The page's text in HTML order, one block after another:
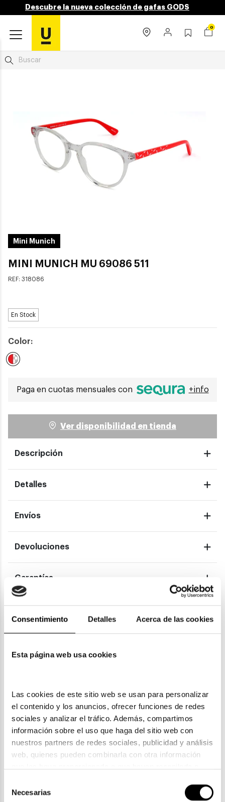
Consentimiento Detalles Acerca de las cookies
Esta página web usa cookies
Las cookies de este sitio web se usan para personalizar
el contenido y los anuncios, ofrecer funciones de redes
sociales y analizar el tráfico. Además, compartimos
información sobre el uso que haga del sitio web con
nuestros partners de redes sociales, publicidad y análisis
web, quienes pueden combinarla con otra información
la política de privacidad en el siguiente
. Consulta
Necesarias
Descubre la nueva colección de gafas GODS
0
Mini Munich
MINI MUNICH MU 69086 511
REF: 318086
En Stock
Color:
Paga en cuotas mensuales con +info
Ver disponibilidad en tienda
Descripción
Detalles
Envíos
Devoluciones
Garantías
También te puede gustar
Mini Munich